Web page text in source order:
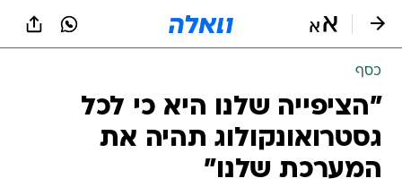
כסף
"הציפייה שלנו היא כי לכל
גסטרואונקולוג תהיה את
המערכת שלנו"